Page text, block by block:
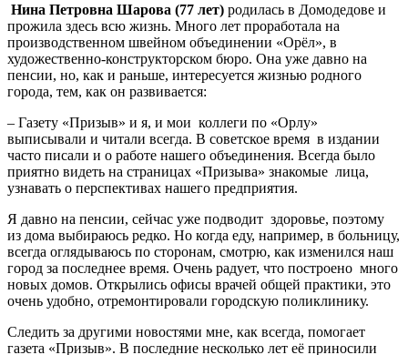
Нина Петровна Шарова (77 лет) родилась в Домодедове и
прожила здесь всю жизнь. Много лет проработала на
производственном швейном объединении «Орёл», в
художественно-конструкторском бюро. Она уже давно на
пенсии, но, как и раньше, интересуется жизнью родного
города, тем, как он развивается:
– Газету «Призыв» и я, и мои коллеги по «Орлу»
выписывали и читали всегда. В советское время в издании
часто писали и о работе нашего объединения. Всегда было
приятно видеть на страницах «Призыва» знакомые лица,
узнавать о перспективах нашего предприятия.
Я давно на пенсии, сейчас уже подводит здоровье, поэтому
из дома выбираюсь редко. Но когда еду, например, в больницу,
всегда оглядываюсь по сторонам, смотрю, как изменился наш
город за последнее время. Очень радует, что построено много
новых домов. Открылись офисы врачей общей практики, это
очень удобно, отремонтировали городскую поликлинику.
Следить за другими новостями мне, как всегда, помогает
газета «Призыв». В последние несколько лет её приносили